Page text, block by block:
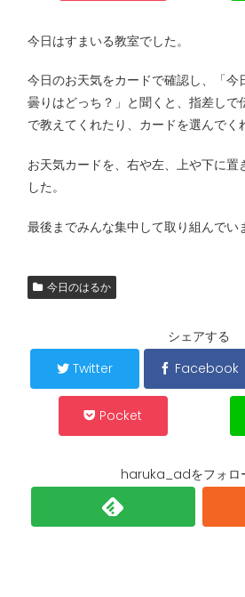
今日はすまいる教室でした。
今日のお天気をカードで確認し、「今
曇りはどっち？」と聞くと、指差しで
で教えてくれたり、カードを選んでく
お天気カードを、右や左、上や下に置
した。
最後までみんな集中して取り組んでい
今日のはるか
シェアする
Twitter
Facebook
Pocket
haruka_adをフォロ